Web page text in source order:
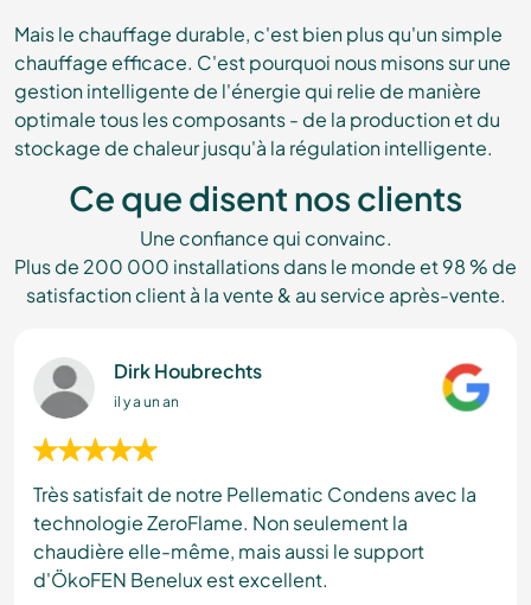
Mais le chauffage durable, c'est bien plus qu'un simple
chauffage efficace. C'est pourquoi nous misons sur une
gestion intelligente de l'énergie qui relie de manière
optimale tous les composants - de la production et du
stockage de chaleur jusqu'à la régulation intelligente.
Ce que disent nos clients
Une confiance qui convainc.
Plus de 200 000 installations dans le monde et 98 % de
satisfaction client à la vente & au service après-vente.
Dirk Houbrechts
il y a un an
Très satisfait de notre Pellematic Condens avec la
technologie ZeroFlame. Non seulement la
chaudière elle-même, mais aussi le support
d'ÖkoFEN Benelux est excellent.